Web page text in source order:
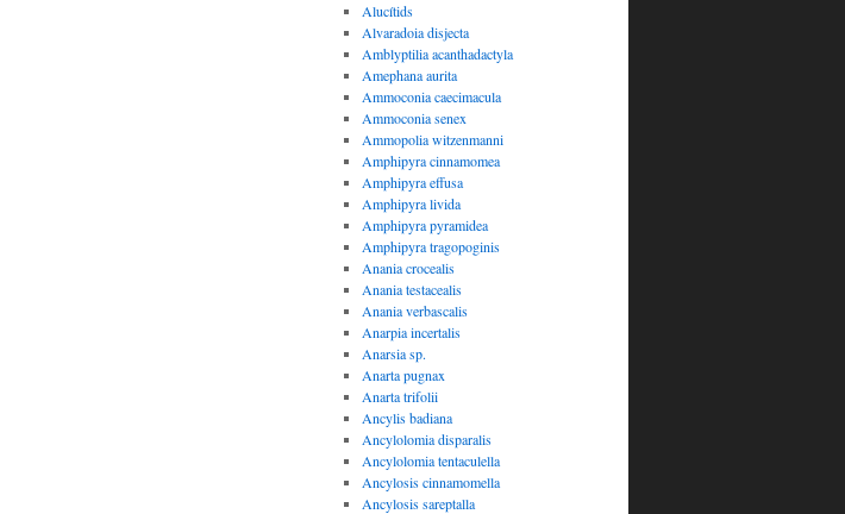
Alucítids
Alvaradoia disjecta
Amblyptilia acanthadactyla
Amephana aurita
Ammoconia caecimacula
Ammoconia senex
Ammopolia witzenmanni
Amphipyra cinnamomea
Amphipyra effusa
Amphipyra livida
Amphipyra pyramidea
Amphipyra tragopoginis
Anania crocealis
Anania testacealis
Anania verbascalis
Anarpia incertalis
Anarsia sp.
Anarta pugnax
Anarta trifolii
Ancylis badiana
Ancylolomia disparalis
Ancylolomia tentaculella
Ancylosis cinnamomella
Ancylosis sareptalla